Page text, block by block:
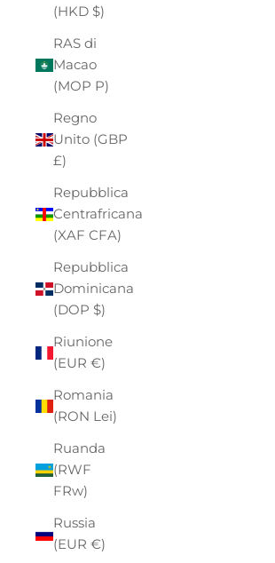
(HKD $)
RAS di
Macao
(MOP P)
Regno
Unito (GBP
£)
Repubblica
Centrafricana
(XAF CFA)
Repubblica
Dominicana
(DOP $)
Riunione
(EUR €)
Romania
(RON Lei)
Ruanda
(RWF
FRw)
Russia
(EUR €)